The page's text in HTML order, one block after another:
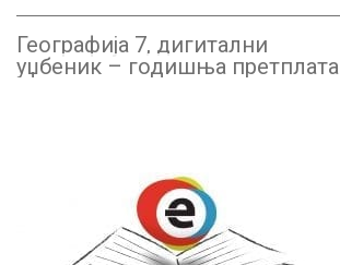
Географија 7, дигитални
уџбеник – годишња претплата